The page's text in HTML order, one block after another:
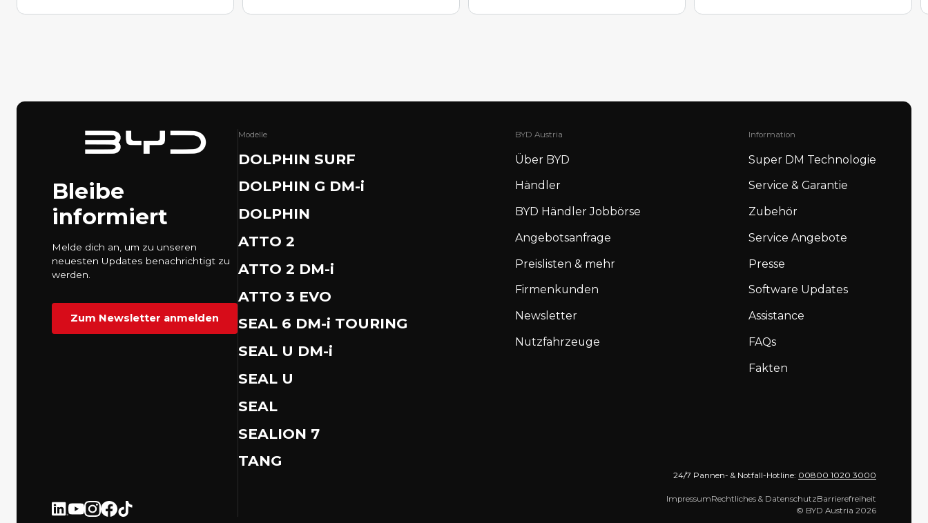
Bleibe
informiert
Melde dich an, um zu unseren
neuesten Updates benachrichtigt zu
werden.
Zum Newsletter anmelden
Modelle
DOLPHIN SURF
DOLPHIN G DM-i
DOLPHIN
ATTO 2
ATTO 2 DM-i
ATTO 3 EVO
SEAL 6 DM-i TOURING
SEAL U DM-i
SEAL U
SEAL
SEALION 7
TANG
BYD Austria
Über BYD
Händler
BYD Händler Jobbörse
Angebotsanfrage
Preislisten & mehr
Firmenkunden
Newsletter
Nutzfahrzeuge
Information
Super DM Technologie
Service & Garantie
Zubehör
Service Angebote
Presse
Software Updates
Assistance
FAQs
Fakten
24/7 Pannen- & Notfall-Hotline: 00800 1020 3000
ImpressumRechtliches & DatenschutzBarrierefreiheit
© BYD Austria 2026